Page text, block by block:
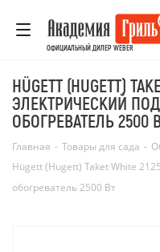
ОФИЦИАЛЬНЫЙ ДИЛЕР WEBER
HÜGETT (HUGETT)
ЭЛЕКТРИЧЕСКИЙ
ОБОГРЕВАТЕЛЬ 2500
Главная - Товары для сада -
Hügett (Hugett) Taket White
обогреватель 2500 Вт